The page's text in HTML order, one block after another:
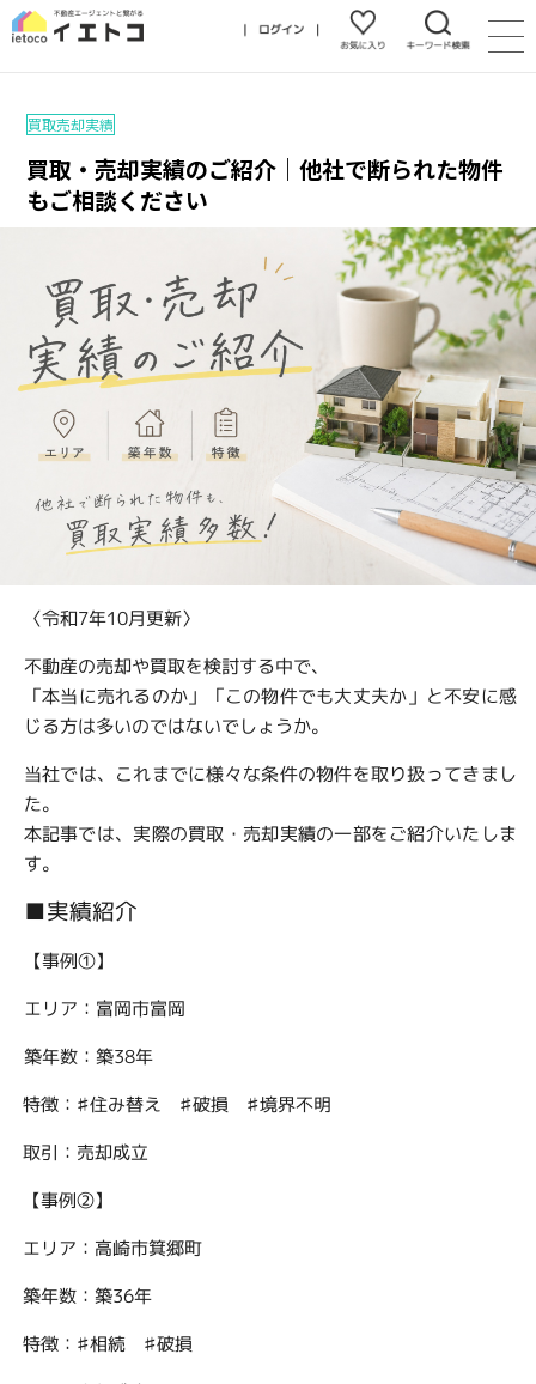
買取売却実績
買取・売却実績のご紹介｜他社で断られた物件
もご相談ください
〈令和7年10月更新〉
不動産の売却や買取を検討する中で、
「本当に売れるのか」「この物件でも大丈夫か」と不安に感
じる方は多いのではないでしょうか。
当社では、これまでに様々な条件の物件を取り扱ってきまし
た。
本記事では、実際の買取・売却実績の一部をご紹介いたしま
す。
■実績紹介
【事例①】
エリア：富岡市富岡
築年数：築38年
特徴：♯住み替え ♯破損 ♯境界不明
取引：売却成立
【事例②】
エリア：高崎市箕郷町
築年数：築36年
特徴：♯相続 ♯破損